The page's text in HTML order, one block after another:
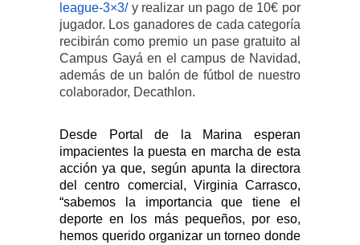
league-3×3/y realizar un pago de 10€ por
jugador. Los ganadores de cada categoría
recibirán como premio un pase gratuito al
Campus Gayá en el campus de Navidad,
además de un balón de fútbol de nuestro
colaborador, Decathlon.
Desde Portal de la Marina esperan
impacientes la puesta en marcha de esta
acción ya que, según apunta la directora
del centro comercial, Virginia Carrasco,
“sabemos la importancia que tiene el
deporte en los más pequeños, por eso,
hemos querido organizar un torneo donde